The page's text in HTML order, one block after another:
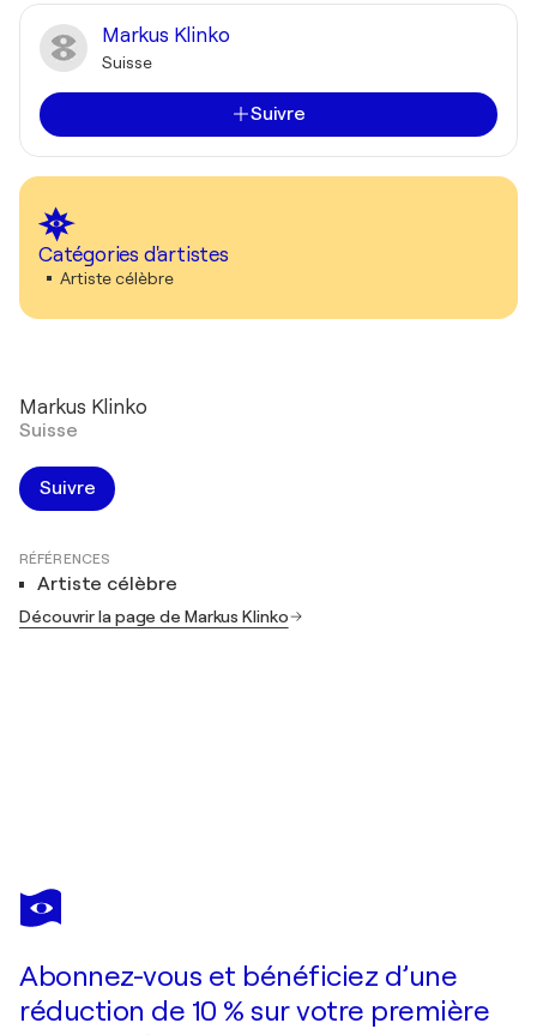
Markus Klinko
Suisse
Suivre
Catégories d'artistes
Artiste célèbre
Markus Klinko
Suisse
Suivre
RÉFÉRENCES
Artiste célèbre
Découvrir la page de Markus Klinko
MARKUS KLINKO
The Cross
Abonnez-vous et bénéficiez d’une
réduction de 10 % sur votre première